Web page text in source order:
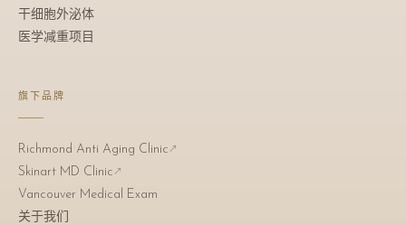
干细胞外泌体
医学减重项目
旗下品牌
Richmond Anti Aging Clinic ↗
Skinart MD Clinic ↗
Vancouver Medical Exam
关于我们